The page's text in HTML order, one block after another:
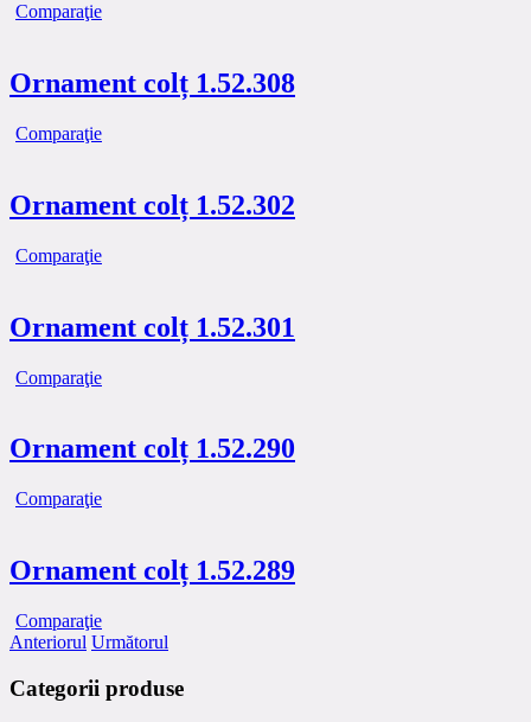
Comparaţie
Ornament colț 1.52.308
Comparaţie
Ornament colț 1.52.302
Comparaţie
Ornament colț 1.52.301
Comparaţie
Ornament colț 1.52.290
Comparaţie
Ornament colț 1.52.289
Comparaţie
Anteriorul Următorul
Categorii produse